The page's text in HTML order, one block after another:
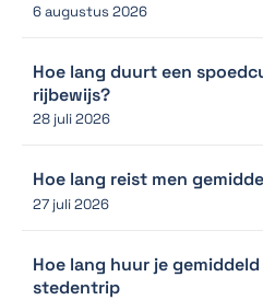
6 augustus 2026
Hoe lang duurt een
rijbewijs?
28 juli 2026
Hoe lang reist men
27 juli 2026
Hoe lang huur je
stedentrip